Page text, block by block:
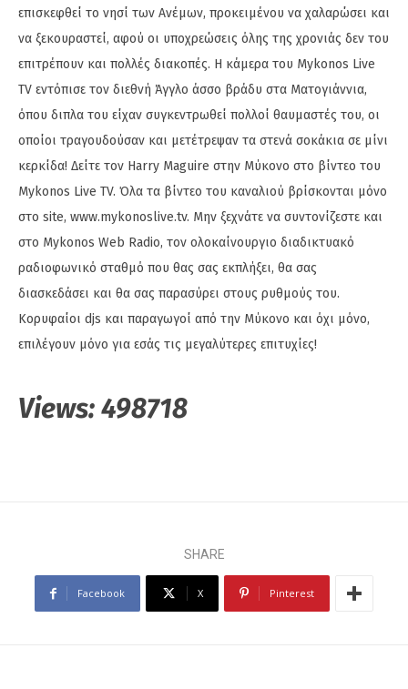
επισκεφθεί το νησί των Ανέμων, προκειμένου να χαλαρώσει και
να ξεκουραστεί, αφού οι υποχρεώσεις όλης της χρονιάς δεν του
επιτρέπουν και πολλές διακοπές. Η κάμερα του Mykonos Live
TV εντόπισε τον διεθνή Άγγλο άσσο βράδυ στα Ματογιάννια,
όπου διπλα του είχαν συγκεντρωθεί πολλοί θαυμαστές του, οι
οποίοι τραγουδούσαν και μετέτρεψαν τα στενά σοκάκια σε μίνι
κερκίδα! Δείτε τον Harry Maguire στην Μύκονο στο βίντεο του
Mykonos Live TV. Όλα τα βίντεο του καναλιού βρίσκονται μόνο
στο site, www.mykonoslive.tv. Μην ξεχνάτε να συντονίζεστε και
στο Mykonos Web Radio, τον ολοκαίνουργιο διαδικτυακό
ραδιοφωνικό σταθμό που θας σας εκπλήξει, θα σας
διασκεδάσει και θα σας παρασύρει στους ρυθμούς του.
Κορυφαίοι djs και παραγωγοί από την Μύκονο και όχι μόνο,
επιλέγουν μόνο για εσάς τις μεγαλύτερες επιτυχίες!
Views:498718
SHARE
Facebook X Pinterest